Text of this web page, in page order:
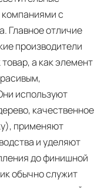
режиме
GPS-
в
от
с
Главное отличие
производители
а как элемент
используют
качественное
применяют
и уделяют
до финишной
обычно служит